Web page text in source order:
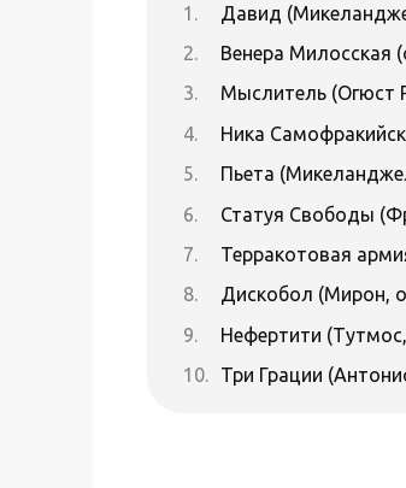
Давид
Венера Милосская
Мыслитель (Огюст
Ника
Пьета
Статуя Свободы
Терракотовая
Дискобол (Мирон,
Нефертити
Три Грации